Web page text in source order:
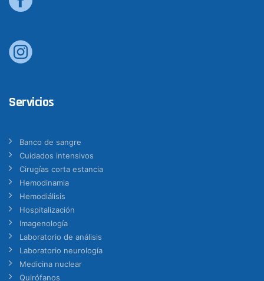
Servicios
Banco de sangre
Cuidados intensivos
Cirugías corta estancia
Hemodinamia
Hemodiálisis
Hospitalización
Imagenología
Laboratorio de análisis
Laboratorio neurología
Medicina nuclear
Quirófanos